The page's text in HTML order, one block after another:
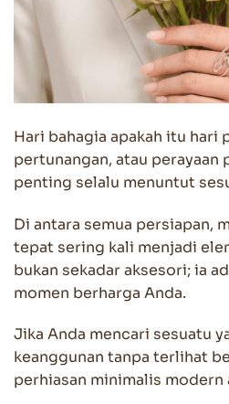
Hari bahagia apakah itu hari
pertunangan, atau perayaan
penting selalu menuntut
Di antara semua persiapan,
tepat sering kali menjadi
bukan sekadar aksesori; ia
momen berharga Anda.
Jika Anda mencari sesuatu
keanggunan tanpa terlihat
perhiasan minimalis modern